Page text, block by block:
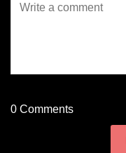
0 Comments